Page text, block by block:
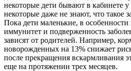
некоторые дети бывают в кабинете
некоторые даже не знают, что такое
Пока дети маленькие, в
иммунитет и подверженность
зависят от родителей. Например,
новорожденных на 13% снижает
после прекращения вскармливания
еще на протяжении трех месяцев.